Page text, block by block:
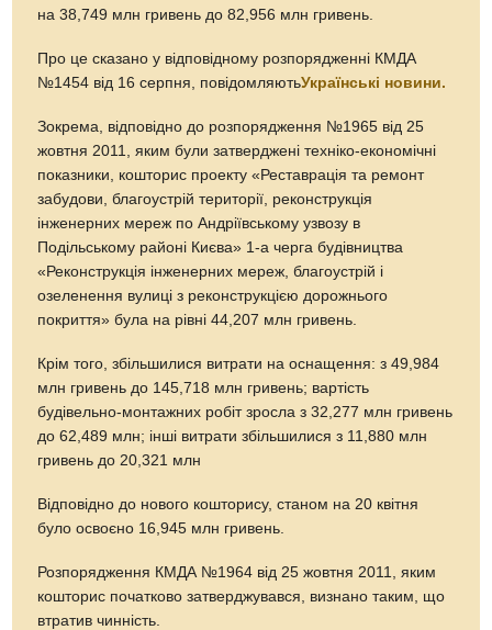
на 38,749 млн гривень до 82,956 млн гривень.
Про це сказано у відповідному розпорядженні КМДА
№1454 від 16 серпня, повідомляютьУкраїнські новини.
Зокрема, відповідно до розпорядження №1965 від 25
жовтня 2011, яким були затверджені техніко-економічні
показники, кошторис проекту «Реставрація та ремонт
забудови, благоустрій території, реконструкція
інженерних мереж по Андріївському узвозу в
Подільському районі Києва» 1-а черга будівництва
«Реконструкція інженерних мереж, благоустрій і
озеленення вулиці з реконструкцією дорожнього
покриття» була на рівні 44,207 млн гривень.
Крім того, збільшилися витрати на оснащення: з 49,984
млн гривень до 145,718 млн гривень; вартість
будівельно-монтажних робіт зросла з 32,277 млн гривень
до 62,489 млн; інші витрати збільшилися з 11,880 млн
гривень до 20,321 млн
Відповідно до нового кошторису, станом на 20 квітня
було освоєно 16,945 млн гривень.
Розпорядження КМДА №1964 від 25 жовтня 2011, яким
кошторис початково затверджувався, визнано таким, що
втратив чинність.